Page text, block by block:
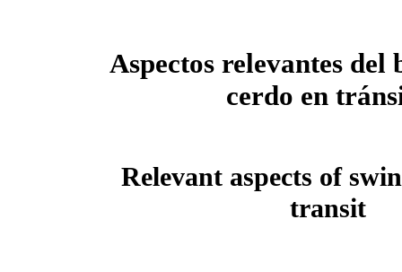
Aspectos relevantes del
cerdo en
Relevant aspects of
transit